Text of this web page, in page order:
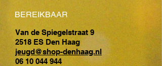
BEREIKBAAR
Van de Spiegelstraat 9
2518 ES Den Haag
jeugd@shop-denhaag.nl
06 10 044 944